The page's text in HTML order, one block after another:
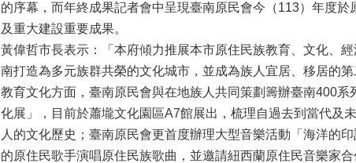
的序幕，而年終成果記者會中呈現臺南原民會今（113）年度
及重大建設重要成果。
黃偉哲市長表示：「本府傾力推展本市原住民族教育、文化、
南打造為多元族群共榮的文化城市，並成為族人宜居、移居的第
教育文化方面，臺南原民會與在地族人共同策劃籌辦臺南400
化展」，目前於蕭壠文化園區A7館展出，梳理自過去到當代及
人的文化歷史；臺南原民會更首度辦理大型音樂活動「海洋的
的原住民歌手演唱原住民族歌曲，並邀請紐西蘭原住民音樂家